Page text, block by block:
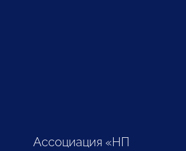
Ассоциация «НП